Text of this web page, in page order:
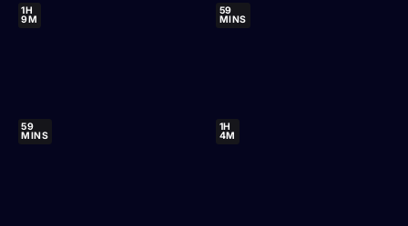
1H
9M
59
MINS
59
MINS
1H
4M